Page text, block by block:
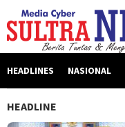
konten
HEADLINES NASIONAL
HEADLINE